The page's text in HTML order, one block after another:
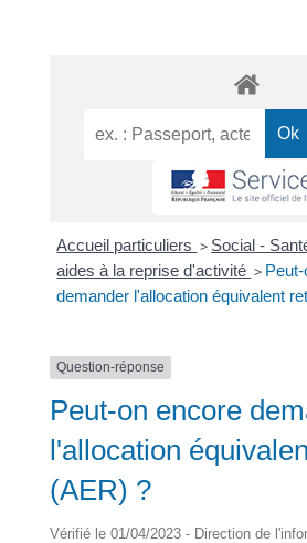
Accueil particuliers > Social -
aides à la reprise d'activité >
demander l'allocation équivalent
Question-réponse
Peut-on encore
l'allocation
(AER) ?
Vérifié le 01/04/2023 - Direction de